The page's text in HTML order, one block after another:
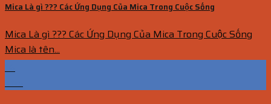
Mica Là gì ??? Các Ứng Dụng Của Mica Trong Cuộc Sống
Mica Là gì ??? Các Ứng Dụng Của Mica Trong Cuộc Sống
Mica là tên...
14
Th5